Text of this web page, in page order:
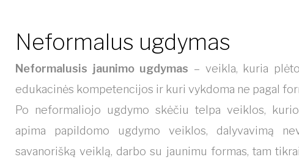
Neformalus ugdymas
Neformalusis jaunimo ugdymas – veikla, kuria
edukacinės kompetencijos ir kuri vykdoma ne pagal
Po neformaliojo ugdymo skėčiu telpa veiklos,
apima papildomo ugdymo veiklos, dalyvavimą
savanorišką veiklą, darbo su jaunimu formas, tam